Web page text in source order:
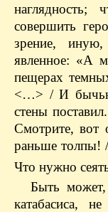
наглядность;
совершить
зрение, иную,
явленное: «А
пещерах
<…> / И бычью
стены
Смотрите, вот
раньше толпы!
Что нужно
Быть может,
катабасиса,